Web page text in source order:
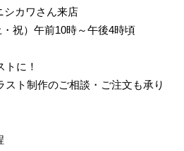
シカワさん来店
祝）午前10時～午後4時頃
トに！
ト制作のご相談・ご注文も承り